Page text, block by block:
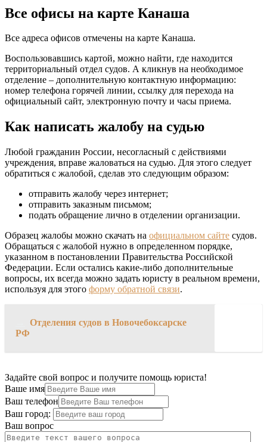
Все офисы на карте Канаша
Все адреса офисов отмечены на карте Канаша.
Воспользовавшись картой, можно найти, где находится
территориальный отдел судов. А кликнув на необходимое
отделение – дополнительную контактную информацию:
номер телефона горячей линии, ссылку для перехода на
официальный сайт, электронную почту и часы приема.
Как написать жалобу на судью
Любой гражданин России, несогласный с действиями
учреждения, вправе жаловаться на судью. Для этого следует
обратиться с жалобой, сделав это следующим образом:
отправить жалобу через интернет;
отправить заказным письмом;
подать обращение лично в отделении организации.
Образец жалобы можно скачать на официальном сайте судов.
Обращаться с жалобой нужно в определенном порядке,
указанном в постановлении Правительства Российской
Федерации. Если остались какие-либо дополнительные
вопросы, их всегда можно задать юристу в реальном времени,
используя для этого форму обратной связи.
Отделения судов в Новочебоксарске
РФ
Задайте свой вопрос и получите помощь юриста!
Ваше имя
Ваш телефон
Ваш город:
Ваш вопрос